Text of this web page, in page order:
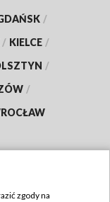
/
/ KIELCE /
/
/
zgody na